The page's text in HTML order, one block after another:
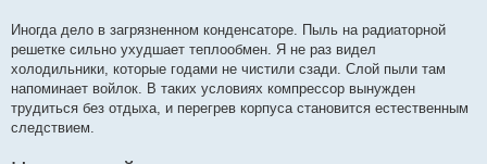
Иногда дело в загрязненном конденсаторе. Пыль на радиаторной
решетке сильно ухудшает теплообмен. Я не раз видел
холодильники, которые годами не чистили сзади. Слой пыли там
напоминает войлок. В таких условиях компрессор вынужден
трудиться без отдыха, и перегрев корпуса становится естественным
следствием.